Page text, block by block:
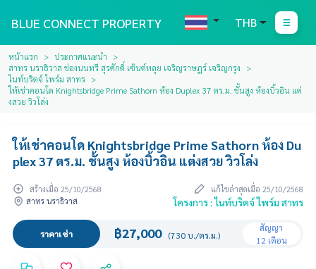
BLUE CONNECT PROPERTY THB
หน้าแรก
ประกาศแนะนำ
สาทร นราธิวาส ช่องนนทรี สุรศักดิ์ เซ้นต์หลุย เจริญราษฎร์ เจริญกรุง
ไนท์บริดจ์ ไพร์ม สาทร
ให้เช่าคอนโด Knightsbridge Prime Sathorn ห้อง Duplex 37 ตร.ม. ชั้นสูง ห้องบิ้วอิน แต่
งสวย วิวโล่ง
ให้เช่าคอนโด Knightsbridge Prime Sathorn ห้อง Du
plex 37 ตร.ม. ชั้นสูง ห้องบิ้วอิน แต่งสวย วิวโล่ง
สร้างเมื่อ 25/10/2568
แก้ไขล่าสุดเมื่อ 25/10/2568
สาทร นราธิวาส
โครงการ : ไนท์บริดจ์ ไพร์ม สาทร
ราคาเช่า ฿27,000 (730 บ./ตร.ม.)
สัญญา
12 เดือน